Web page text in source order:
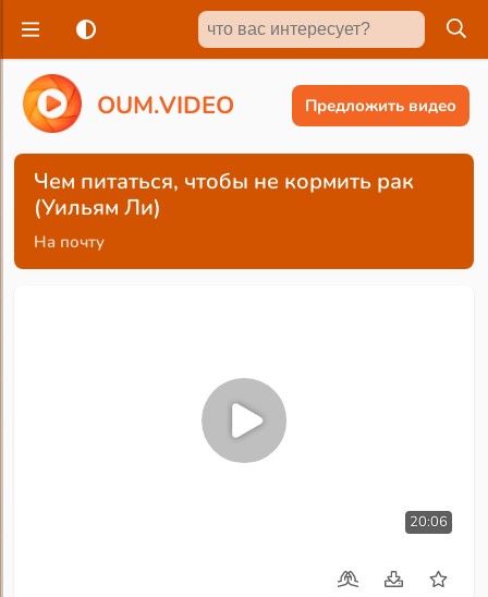
OUM.VIDEO Предложить видео
Чем питаться, чтобы не кормить рак
(Уильям Ли)
На почту
20:06